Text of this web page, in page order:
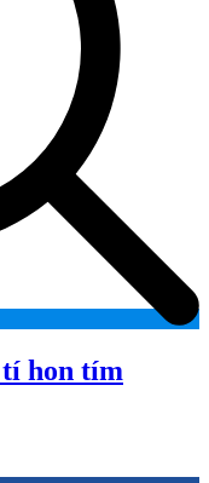
hon tím